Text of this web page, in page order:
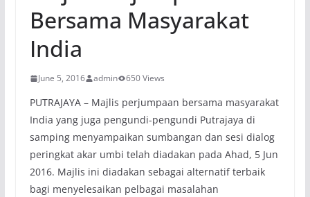
Bersama Masyarakat
India
June 5, 2016 admin 650 Views
PUTRAJAYA – Majlis perjumpaan bersama masyarakat
India yang juga pengundi-pengundi Putrajaya di
samping menyampaikan sumbangan dan sesi dialog
peringkat akar umbi telah diadakan pada Ahad, 5 Jun
2016. Majlis ini diadakan sebagai alternatif terbaik
bagi menyelesaikan pelbagai masalahan